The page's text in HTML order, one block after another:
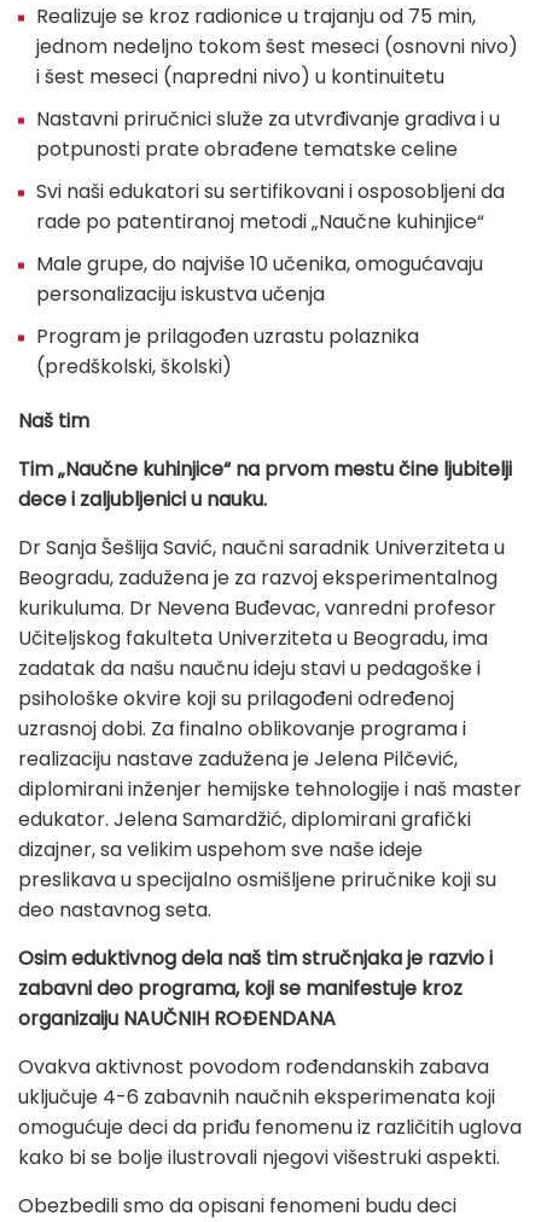
Realizuje se kroz radionice u trajanju od 75 min,
jednom nedeljno tokom šest meseci (osnovni nivo)
i šest meseci (napredni nivo) u kontinuitetu
Nastavni priručnici služe za utvrđivanje gradiva i u
potpunosti prate obrađene tematske celine
Svi naši edukatori su sertifikovani i osposobljeni da
rade po patentiranoj metodi „Naučne kuhinjice“
Male grupe, do najviše 10 učenika, omogućavaju
personalizaciju iskustva učenja
Program je prilagođen uzrastu polaznika
(predškolski, školski)
Naš tim
Tim „Naučne kuhinjice“ na prvom mestu čine ljubitelji
dece i zaljubljenici u nauku.
Dr Sanja Šešlija Savić, naučni saradnik Univerziteta u
Beogradu, zadužena je za razvoj eksperimentalnog
kurikuluma. Dr Nevena Buđevac, vanredni profesor
Učiteljskog fakulteta Univerziteta u Beogradu, ima
zadatak da našu naučnu ideju stavi u pedagoške i
psihološke okvire koji su prilagođeni određenoj
uzrasnoj dobi. Za finalno oblikovanje programa i
realizaciju nastave zadužena je Jelena Pilčević,
diplomirani inženjer hemijske tehnologije i naš master
edukator. Jelena Samardžić, diplomirani grafički
dizajner, sa velikim uspehom sve naše ideje
preslikava u specijalno osmišljene priručnike koji su
deo nastavnog seta.
Osim eduktivnog dela naš tim stručnjaka je razvio i
zabavni deo programa, koji se manifestuje kroz
organizaiju NAUČNIH ROĐENDANA
Ovakva aktivnost povodom rođendanskih zabava
uključuje 4-6 zabavnih naučnih eksperimenata koji
omogućuje deci da priđu fenomenu iz različitih uglova
kako bi se bolje ilustrovali njegovi višestruki aspekti.
Obezbedili smo da opisani fenomeni budu deci